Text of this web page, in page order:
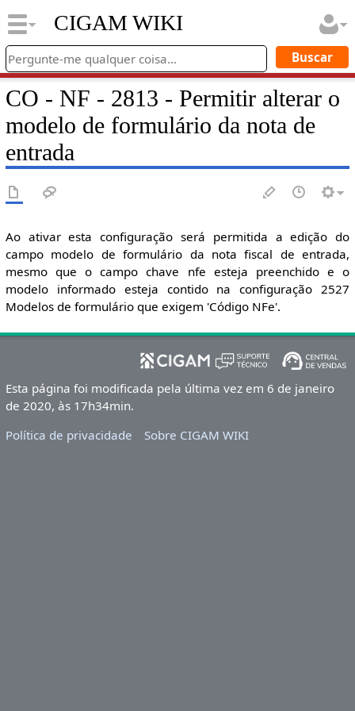
CIGAM WIKI
CO - NF - 2813 - Permitir alterar o
modelo de formulário da nota de
entrada
Ao ativar esta configuração será permitida a edição do
campo modelo de formulário da nota fiscal de entrada,
mesmo que o campo chave nfe esteja preenchido e o
modelo informado esteja contido na configuração 2527
Modelos de formulário que exigem 'Código NFe'.
Esta página foi modificada pela última vez em 6 de janeiro
de 2020, às 17h34min.
Política de privacidade
Sobre CIGAM WIKI